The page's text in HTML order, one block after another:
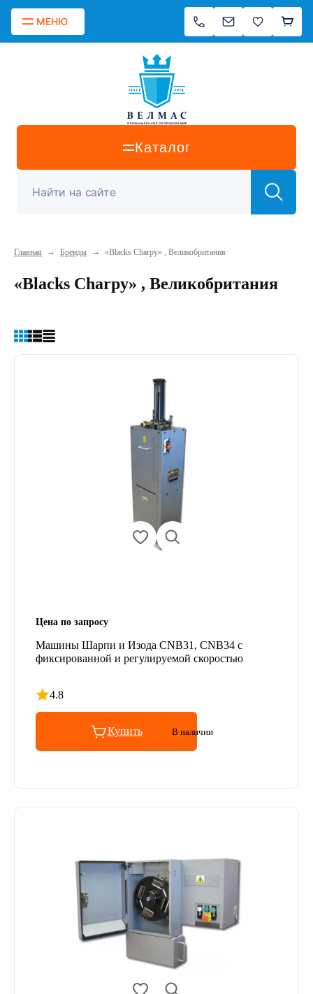
МЕНЮ
Каталог
Главная → Бренды → «Blacks Charpy» , Великобритания
«Blacks Charpy» , Великобритания
Цена по запросу
Машины Шарпи и Изода CNB31, CNB34 с
фиксированной и регулируемой скоростью
4.8
Рейтинг 4.8 из 5
Купить В наличии